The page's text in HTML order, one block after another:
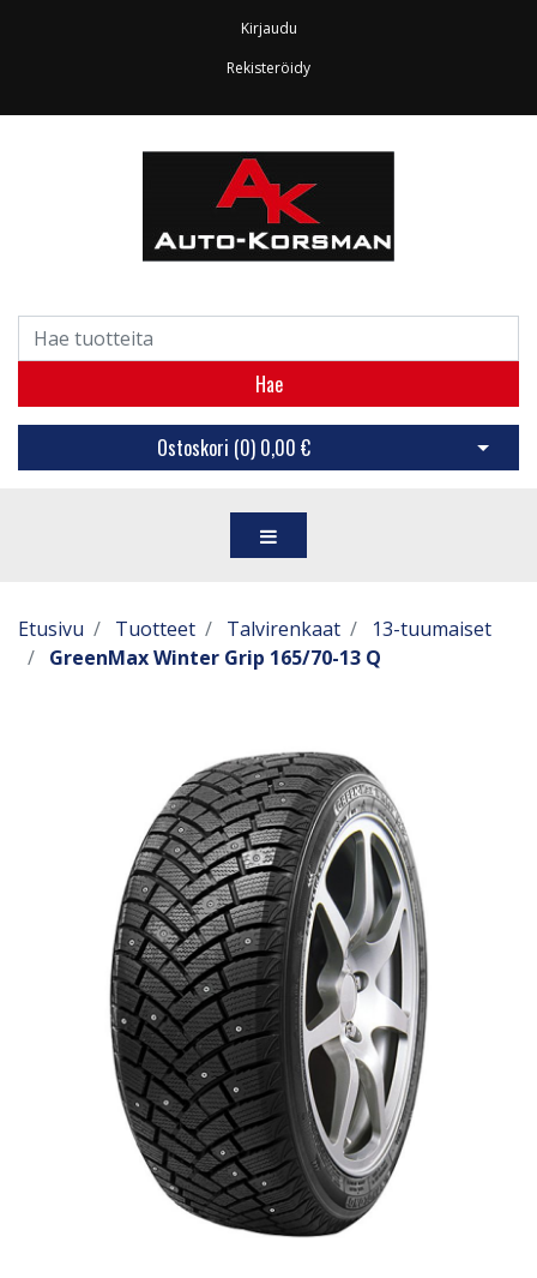
Kirjaudu
Rekisteröidy
Hae
Ostoskori (0) 0,00 € Avaa
Etusivu Tuotteet Talvirenkaat
13-tuumaiset
GreenMax Winter Grip 165/70-13 Q